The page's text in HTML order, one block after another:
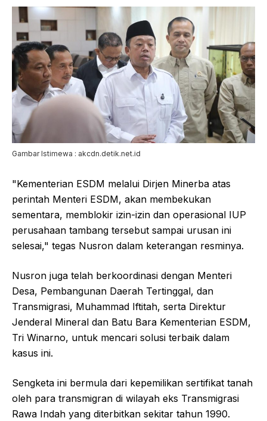
Gambar Istimewa : akcdn.detik.net.id
"Kementerian ESDM melalui Dirjen Minerba atas
perintah Menteri ESDM, akan membekukan
sementara, memblokir izin-izin dan operasional IUP
perusahaan tambang tersebut sampai urusan ini
selesai," tegas Nusron dalam keterangan resminya.
Nusron juga telah berkoordinasi dengan Menteri
Desa, Pembangunan Daerah Tertinggal, dan
Transmigrasi, Muhammad Iftitah, serta Direktur
Jenderal Mineral dan Batu Bara Kementerian ESDM,
Tri Winarno, untuk mencari solusi terbaik dalam
kasus ini.
Sengketa ini bermula dari kepemilikan sertifikat tanah
oleh para transmigran di wilayah eks Transmigrasi
Rawa Indah yang diterbitkan sekitar tahun 1990.